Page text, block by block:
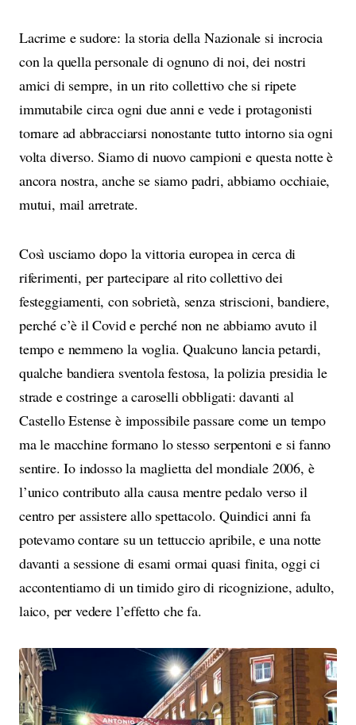
Lacrime e sudore: la storia della Nazionale si incrocia
con la quella personale di ognuno di noi, dei nostri
amici di sempre, in un rito collettivo che si ripete
immutabile circa ogni due anni e vede i protagonisti
tornare ad abbracciarsi nonostante tutto intorno sia ogni
volta diverso. Siamo di nuovo campioni e questa notte è
ancora nostra, anche se siamo padri, abbiamo occhiaie,
mutui, mail arretrate.
Così usciamo dopo la vittoria europea in cerca di
riferimenti, per partecipare al rito collettivo dei
festeggiamenti, con sobrietà, senza striscioni, bandiere,
perché c’è il Covid e perché non ne abbiamo avuto il
tempo e nemmeno la voglia. Qualcuno lancia petardi,
qualche bandiera sventola festosa, la polizia presidia le
strade e costringe a caroselli obbligati: davanti al
Castello Estense è impossibile passare come un tempo
ma le macchine formano lo stesso serpentoni e si fanno
sentire. Io indosso la maglietta del mondiale 2006, è
l’unico contributo alla causa mentre pedalo verso il
centro per assistere allo spettacolo. Quindici anni fa
potevamo contare su un tettuccio apribile, e una notte
davanti a sessione di esami ormai quasi finita, oggi ci
accontentiamo di un timido giro di ricognizione, adulto,
laico, per vedere l’effetto che fa.